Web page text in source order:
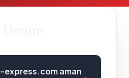
express.com aman